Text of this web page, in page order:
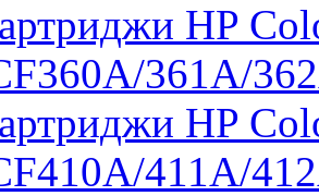
HP
361A/
HP
411A/